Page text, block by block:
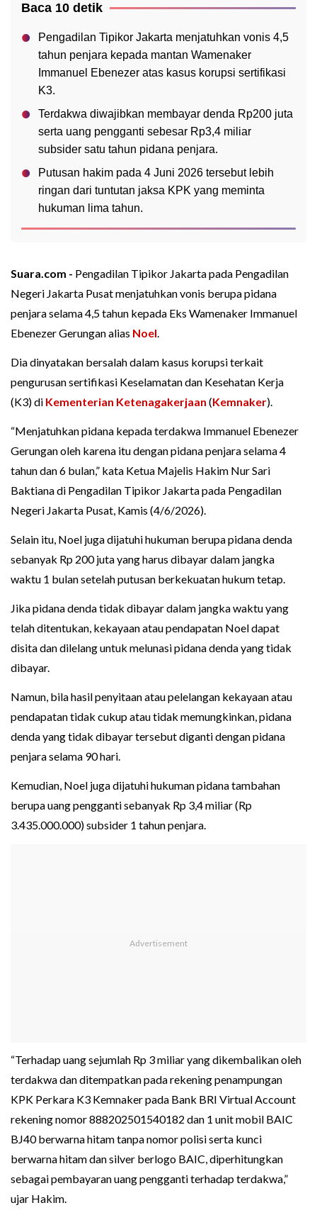
Baca 10 detik
Pengadilan Tipikor Jakarta menjatuhkan vonis 4,5
tahun penjara kepada mantan Wamenaker
Immanuel Ebenezer atas kasus korupsi sertifikasi
K3.
Terdakwa diwajibkan membayar denda Rp200 juta
serta uang pengganti sebesar Rp3,4 miliar
subsider satu tahun pidana penjara.
Putusan hakim pada 4 Juni 2026 tersebut lebih
ringan dari tuntutan jaksa KPK yang meminta
hukuman lima tahun.
Suara.com - Pengadilan Tipikor Jakarta pada Pengadilan
Negeri Jakarta Pusat menjatuhkan vonis berupa pidana
penjara selama 4,5 tahun kepada Eks Wamenaker Immanuel
Ebenezer Gerungan alias Noel.
Dia dinyatakan bersalah dalam kasus korupsi terkait
pengurusan sertifikasi Keselamatan dan Kesehatan Kerja
(K3) di Kementerian Ketenagakerjaan (Kemnaker).
“Menjatuhkan pidana kepada terdakwa Immanuel Ebenezer
Gerungan oleh karena itu dengan pidana penjara selama 4
tahun dan 6 bulan,” kata Ketua Majelis Hakim Nur Sari
Baktiana di Pengadilan Tipikor Jakarta pada Pengadilan
Negeri Jakarta Pusat, Kamis (4/6/2026).
Selain itu, Noel juga dijatuhi hukuman berupa pidana denda
sebanyak Rp 200 juta yang harus dibayar dalam jangka
waktu 1 bulan setelah putusan berkekuatan hukum tetap.
Jika pidana denda tidak dibayar dalam jangka waktu yang
telah ditentukan, kekayaan atau pendapatan Noel dapat
disita dan dilelang untuk melunasi pidana denda yang tidak
dibayar.
Namun, bila hasil penyitaan atau pelelangan kekayaan atau
pendapatan tidak cukup atau tidak memungkinkan, pidana
denda yang tidak dibayar tersebut diganti dengan pidana
penjara selama 90 hari.
Kemudian, Noel juga dijatuhi hukuman pidana tambahan
berupa uang pengganti sebanyak Rp 3,4 miliar (Rp
3.435.000.000) subsider 1 tahun penjara.
“Terhadap uang sejumlah Rp 3 miliar yang dikembalikan oleh
terdakwa dan ditempatkan pada rekening penampungan
KPK Perkara K3 Kemnaker pada Bank BRI Virtual Account
rekening nomor 888202501540182 dan 1 unit mobil BAIC
BJ40 berwarna hitam tanpa nomor polisi serta kunci
berwarna hitam dan silver berlogo BAIC, diperhitungkan
sebagai pembayaran uang pengganti terhadap terdakwa,”
ujar Hakim.